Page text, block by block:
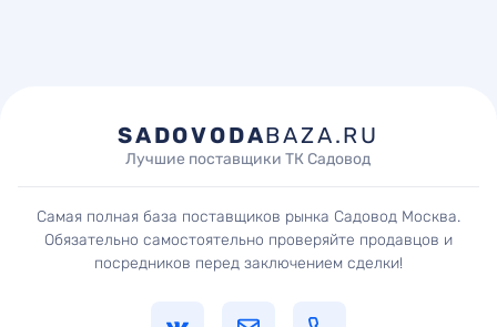
SADOVODABAZA.RU
Лучшие поставщики ТК Садовод
Самая полная база поставщиков рынка Садовод Москва.
Обязательно самостоятельно проверяйте продавцов и
посредников перед заключением сделки!